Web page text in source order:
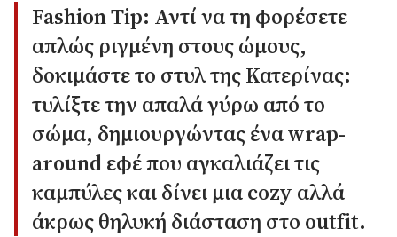
Fashion Tip: Αντί να τη φορέσετε
απλώς ριγμένη στους ώμους,
δοκιμάστε το στυλ της Κατερίνας:
τυλίξτε την απαλά γύρω από το
σώμα, δημιουργώντας έναwrap-
around εφέπου αγκαλιάζει τις
καμπύλες και δίνει μια cozy αλλά
άκρως θηλυκή διάσταση στο outfit.